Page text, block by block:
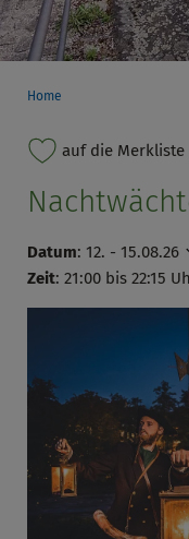
Home
auf die Merkliste
Datum: 12. - 15.08.26
Zeit: 21:00 bis 22:15